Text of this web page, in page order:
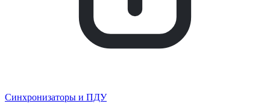
Синхронизаторы и ПДУ